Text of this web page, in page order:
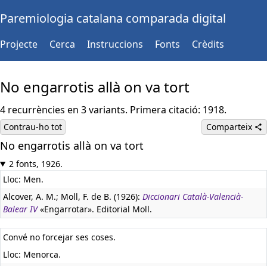
Paremiologia catalana comparada digital
Projecte Cerca Instruccions Fonts Crèdits
No engarrotis allà on va tort
4 recurrències en 3 variants. Primera citació: 1918.
Contrau-ho tot Comparteix
No engarrotis allà on va tort
2 fonts, 1926.
Lloc: Men.
Alcover, A. M.; Moll, F. de B. (1926): Diccionari Català-Valencià-
Balear IV«Engarrotar». Editorial Moll.
Convé no forcejar ses coses.
Lloc: Menorca.